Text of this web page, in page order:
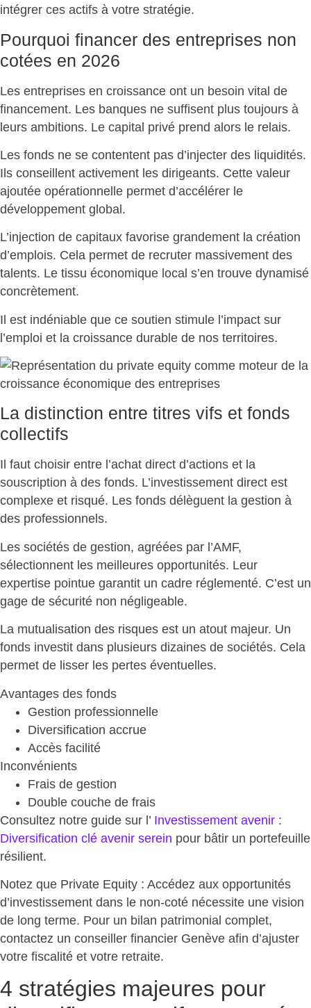
intégrer ces actifs à votre stratégie.
Pourquoi financer des entreprises non
cotées en 2026
Les entreprises en croissance ont un besoin vital de
financement. Les banques ne suffisent plus toujours à
leurs ambitions. Le capital privé prend alors le relais.
Les fonds ne se contentent pas d’injecter des liquidités.
Ils conseillent activement les dirigeants. Cette valeur
ajoutée opérationnelle permet d’accélérer le
développement global.
L’injection de capitaux favorise grandement la création
d’emplois. Cela permet de recruter massivement des
talents. Le tissu économique local s’en trouve dynamisé
concrètement.
Il est indéniable que ce soutien stimule l’impact sur
l’emploi et la croissance durable de nos territoires.
La distinction entre titres vifs et fonds
collectifs
Il faut choisir entre l’achat direct d’actions et la
souscription à des fonds. L’investissement direct est
complexe et risqué. Les fonds délèguent la gestion à
des professionnels.
Les sociétés de gestion, agréées par l’AMF,
sélectionnent les meilleures opportunités. Leur
expertise pointue garantit un cadre réglementé. C’est un
gage de sécurité non négligeable.
La mutualisation des risques est un atout majeur. Un
fonds investit dans plusieurs dizaines de sociétés. Cela
permet de lisser les pertes éventuelles.
Avantages des fonds
Gestion professionnelle
Diversification accrue
Accès facilité
Inconvénients
Frais de gestion
Double couche de frais
Consultez notre guide sur l’ Investissement avenir :
Diversification clé avenir serein pour bâtir un portefeuille
résilient.
Notez que Private Equity : Accédez aux opportunités
d’investissement dans le non-coté nécessite une vision
de long terme. Pour un bilan patrimonial complet,
contactez un conseiller financier Genève afin d’ajuster
votre fiscalité et votre retraite.
4 stratégies majeures pour